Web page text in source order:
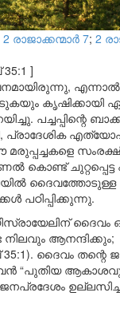
2 രാജാക്കന്മാര്‍ 7; 2
]
കൃഷിക്കായി
പച്ചപ്പിന്റെ
പ്രാദേശിക
ചുറ്റപ്പെട്ട
ദൈവത്തോടുള്ള
പഠിപ്പിക്കുന്നു.
ദൈവം
ആനന്ദിക്കും;
ദൈവം തന്റെ
“പുതിയ